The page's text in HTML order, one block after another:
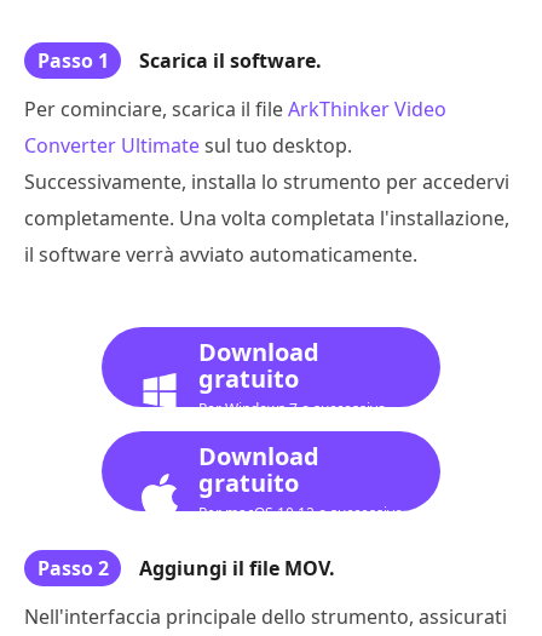
Passo 1
Scarica il software.
Per cominciare, scarica il fileArkThinker Video
Converter Ultimatesul tuo desktop.
Successivamente, installa lo strumento per accedervi
completamente. Una volta completata l'installazione,
il software verrà avviato automaticamente.
Download
gratuito
Per Windows 7 o successivo
Download
gratuito
Per macOS 10.12 o successivo
Passo 2
Aggiungi il file MOV.
Nell'interfaccia principale dello strumento, assicurati